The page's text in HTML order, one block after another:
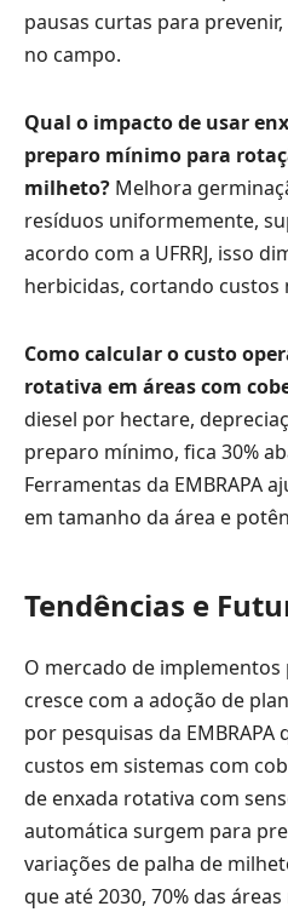
pausas curtas para
no campo.
Qual o impacto de usar
preparo mínimo para
milheto? Melhora
resíduos uniformemente,
acordo com a UFRRJ, isso
herbicidas, cortando custos
Como calcular o custo
rotativa em áreas com
diesel por hectare,
preparo mínimo, fica 30%
Ferramentas da EMBRAPA
em tamanho da área e
Tendências e
O mercado de
cresce com a adoção de
por pesquisas da
custos em sistemas com
de enxada rotativa com
automática surgem para
variações de palha de
que até 2030, 70% das